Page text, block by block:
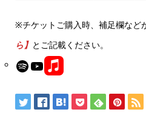
※チケットご購入時、補足欄など
ら】 とご記載ください。
SpotifyYouTube
Link